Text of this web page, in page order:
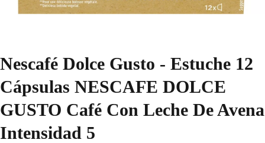
Nescafé Dolce Gusto - Estuche 12
Cápsulas NESCAFE DOLCE
GUSTO Café Con Leche De Avena
Intensidad 5